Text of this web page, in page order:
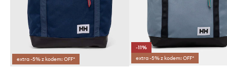
extra -5% z kodem: OFF*
-11%
extra -5% z kodem: OFF*